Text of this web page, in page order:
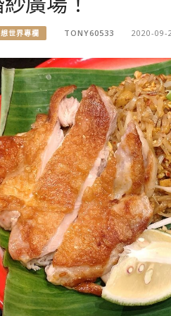
世界專欄 TONY60533 2020-09-